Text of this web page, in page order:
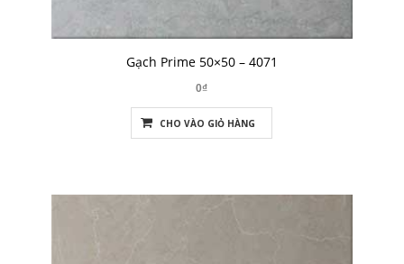
Gạch Prime 50×50 – 4071
0₫
CHO VÀO GIỎ HÀNG